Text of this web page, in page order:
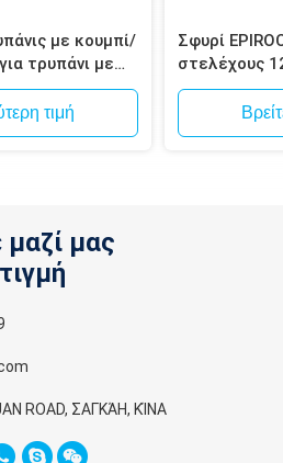
με κουμπί/
τρυπάνι με
τιμή
Σφυρί
στελέχους
Spline για
μας
ROAD, ΣΑΓΚΆΗ, ΚΊΝΑ